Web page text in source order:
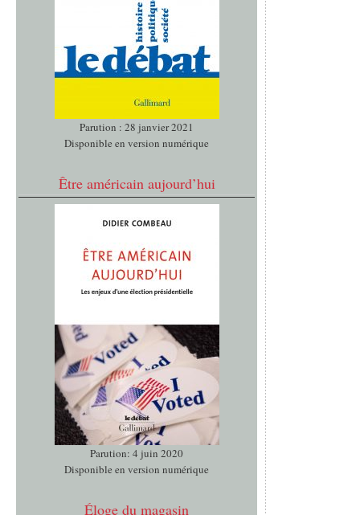
Parution : 28 janvier 2021
Disponible en version numérique
Être américain aujourd’hui
Parution: 4 juin 2020
Disponible en version numérique
Éloge du magasin